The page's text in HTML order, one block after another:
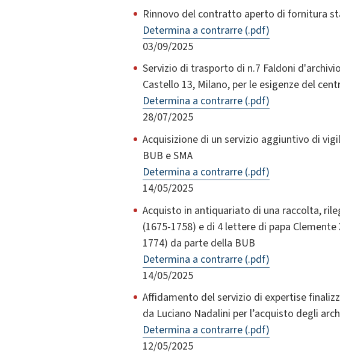
Rinnovo del contratto aperto di fornitura
Determina a contrarre (.pdf)
03/09/2025
Servizio di trasporto di n.7 Faldoni
Castello 13, Milano, per le esigenze del
Determina a contrarre (.pdf)
28/07/2025
Acquisizione di un servizio aggiuntivo di
BUB e SMA
Determina a contrarre (.pdf)
14/05/2025
Acquisto in antiquariato di una raccolta,
(1675-1758) e di 4 lettere di papa
1774) da parte della BUB
Determina a contrarre (.pdf)
14/05/2025
Affidamento del servizio di expertise
da Luciano Nadalini per l’acquisto degli
Determina a contrarre (.pdf)
12/05/2025